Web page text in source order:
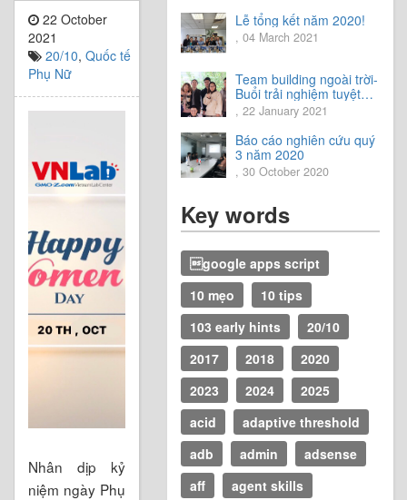
22 October
2021
20/10, Quốc tế
Phụ Nữ
Nhân dịp kỷ
niệm ngày Phụ
Lễ tổng kết năm 2020!
, 04 March 2021
Team building ngoài trời-
Buổi trải nghiệm tuyệt
vời.
, 22 January 2021
Báo cáo nghiên cứu quý
3 năm 2020
, 30 October 2020
Key words
google apps script
10 mẹo
10 tips
103 early hints
20/10
2017
2018
2020
2023
2024
2025
acid
adaptive threshold
adb
admin
adsense
aff
agent skills